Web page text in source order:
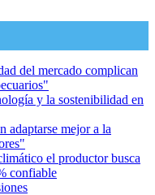
del mercado complican
y la sostenibilidad en
adaptarse mejor a la
el productor busca
confiable